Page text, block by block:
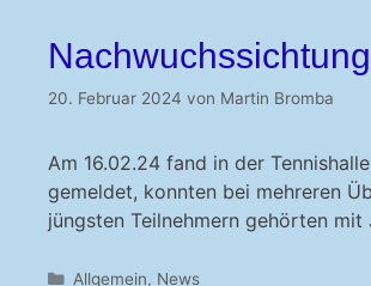
20. Februar 2024 von Martin Bromba
Am 16.02.24 fand in der
gemeldet, konnten bei mehreren
jüngsten Teilnehmern gehörten
Kategorien
Allgemein, News